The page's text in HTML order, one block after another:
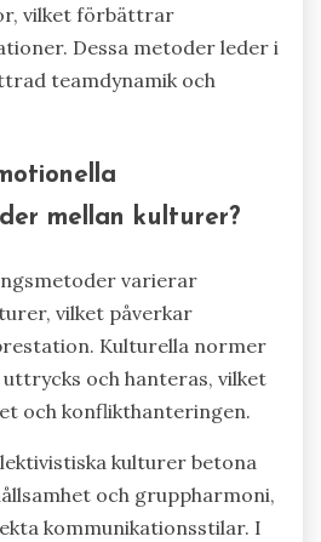
vilket förbättrar
Dessa metoder leder i
teamdynamik och
mellan kulturer?
varierar
vilket påverkar
Kulturella normer
och hanteras, vilket
och konflikthanteringen.
kulturer betona
och gruppharmoni,
kommunikationsstilar. I